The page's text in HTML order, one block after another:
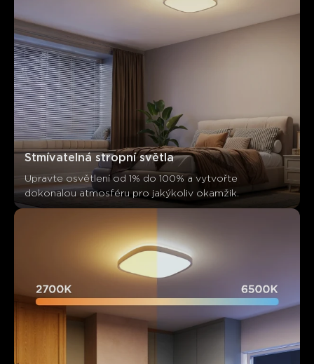
Stmívatelná stropní světla
Upravte osvětlení od 1% do 100% a vytvořte
dokonalou atmosféru pro jakýkoliv okamžik.
Co říkají zákazníci
Brightness performance
0
Zákazníci zmiňují
0
Pozitivní
0